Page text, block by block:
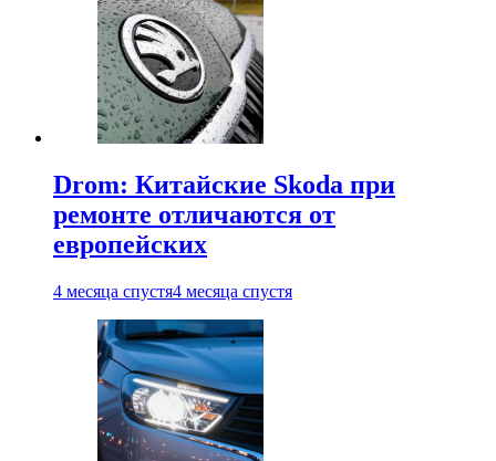
Drom: Китайские Skoda при
ремонте отличаются от
европейских
4 месяца спустя4 месяца спустя